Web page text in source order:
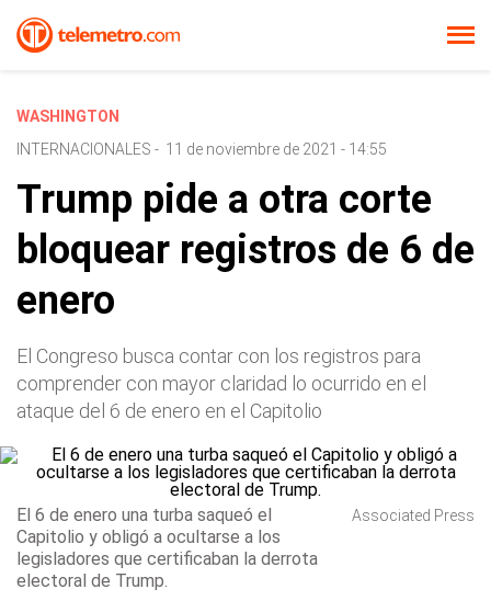
WASHINGTON
INTERNACIONALES - 11 de noviembre de 2021 - 14:55
Trump pide a otra corte
bloquear registros de 6 de
enero
El Congreso busca contar con los registros para
comprender con mayor claridad lo ocurrido en el
ataque del 6 de enero en el Capitolio
El 6 de enero una turba saqueó el
Capitolio y obligó a ocultarse a los
legisladores que certificaban la derrota
electoral de Trump.
Associated Press